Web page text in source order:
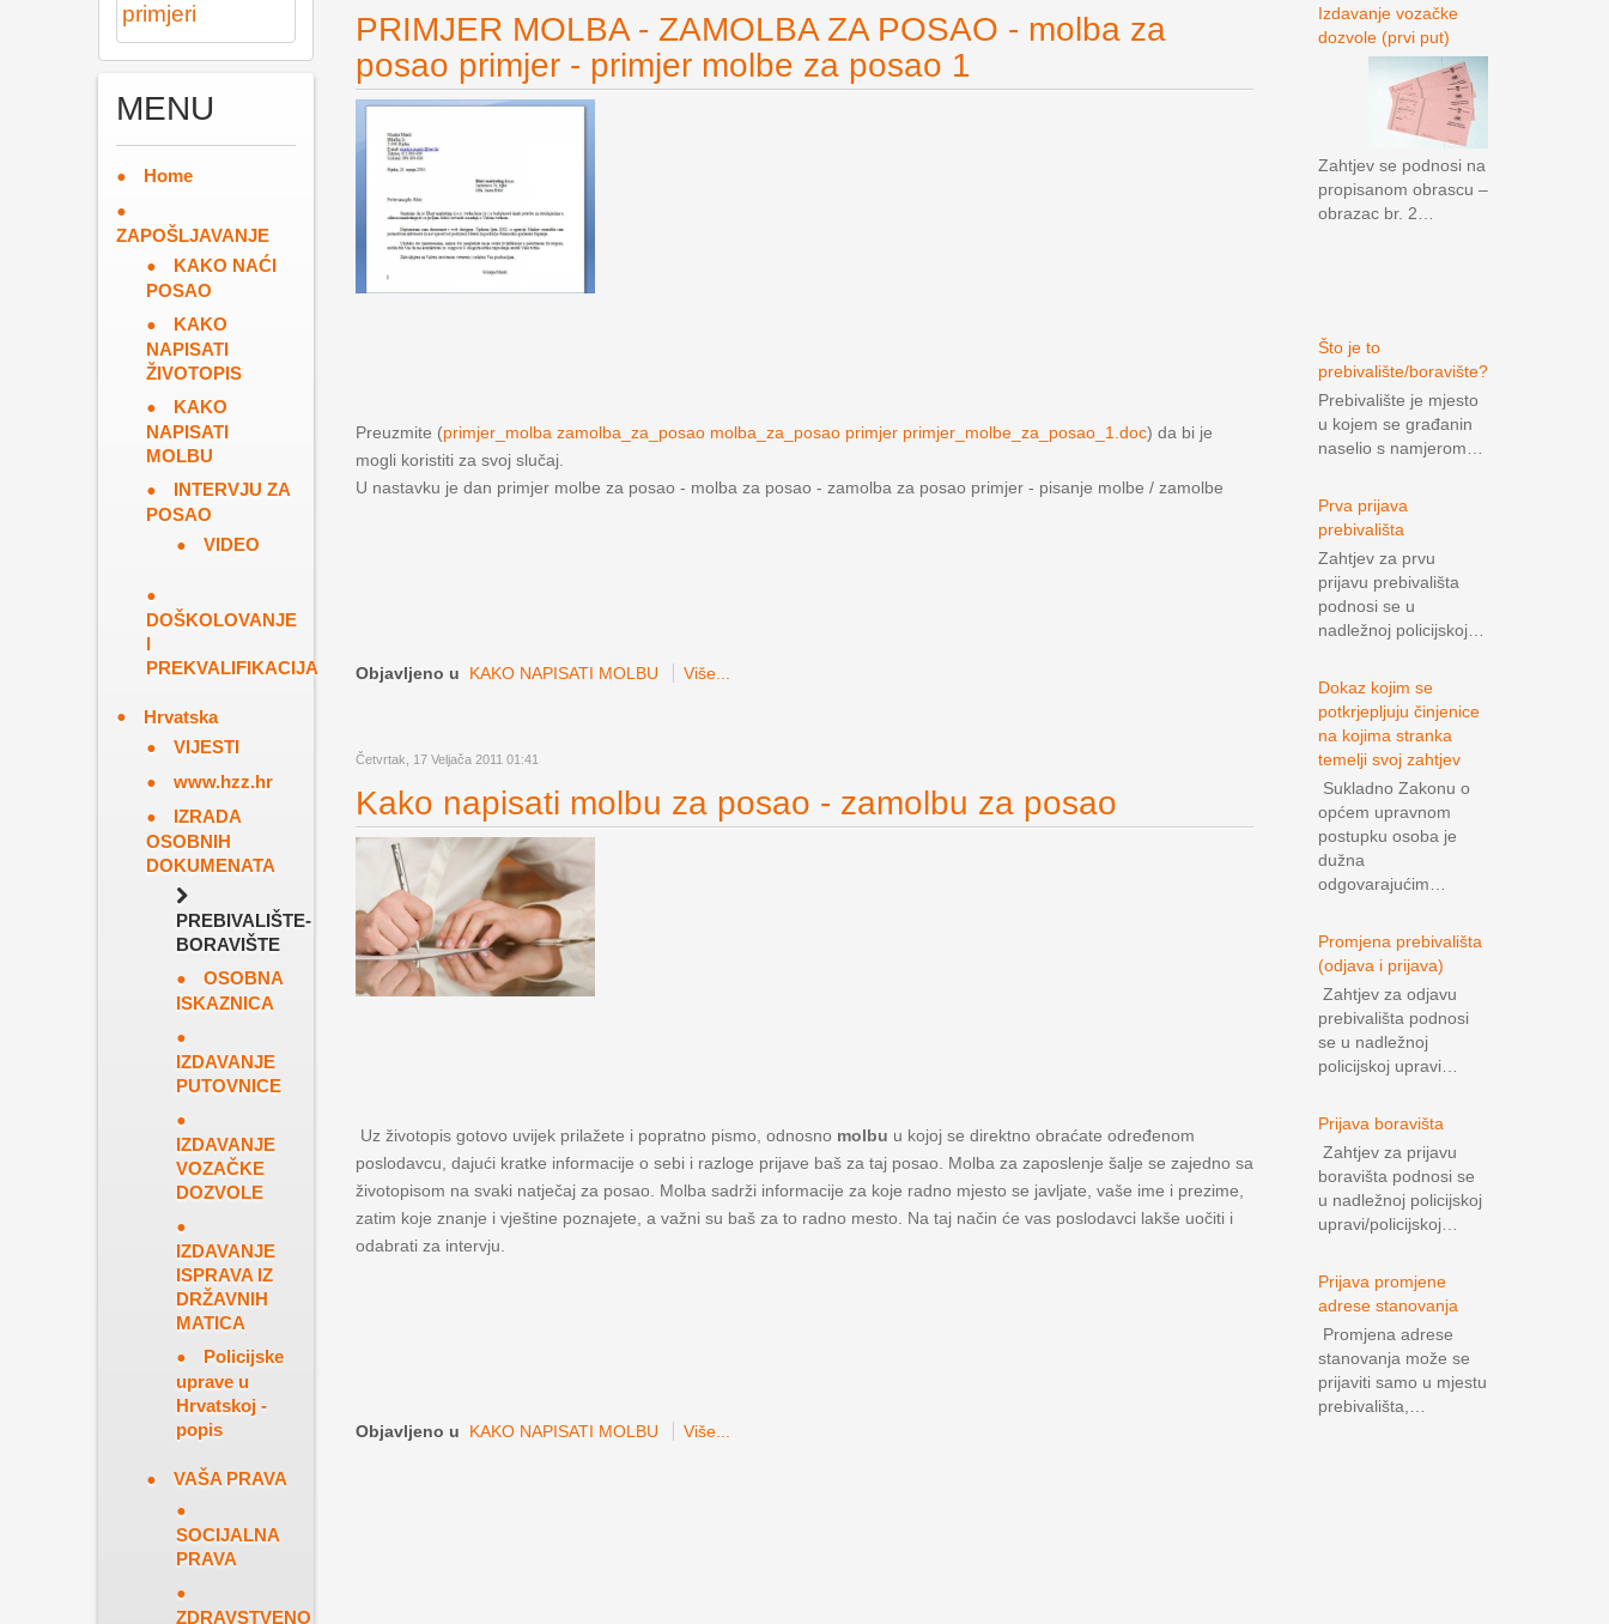
PRIMJER MOLBA - ZAMOLBA ZA POSAO - molba za
posao primjer - primjer molbe za posao 1
Preuzmite (primjer_molba zamolba_za_posao molba_za_posao primjer primjer_molbe_za_posao_1.doc) da bi je
mogli koristiti za svoj slučaj.
U nastavku je dan primjer molbe za posao - molba za posao - zamolba za posao primjer - pisanje molbe / zamolbe
Objavljeno u KAKO NAPISATI MOLBU Više...
Četvrtak, 17 Veljača 2011 01:41
Kako napisati molbu za posao - zamolbu za posao
Uz životopis gotovo uvijek prilažete i popratno pismo, odnosno molbu u kojoj se direktno obraćate određenom
poslodavcu, dajući kratke informacije o sebi i razloge prijave baš za taj posao. Molba za zaposlenje šalje se zajedno sa
životopisom na svaki natječaj za posao. Molba sadrži informacije za koje radno mjesto se javljate, vaše ime i prezime,
zatim koje znanje i vještine poznajete, a važni su baš za to radno mesto. Na taj način će vas poslodavci lakše uočiti i
odabrati za intervju.
Objavljeno u KAKO NAPISATI MOLBU Više...
primjeri
MENU
Home
ZAPOŠLJAVANJE
KAKO NAĆI
POSAO
KAKO
NAPISATI
ŽIVOTOPIS
KAKO
NAPISATI
MOLBU
INTERVJU ZA
POSAO
VIDEO
DOŠKOLOVANJE
I
PREKVALIFIKACIJA
Hrvatska
VIJESTI
www.hzz.hr
IZRADA
OSOBNIH
DOKUMENATA
PREBIVALIŠTE-
BORAVIŠTE
OSOBNA
ISKAZNICA
IZDAVANJE
PUTOVNICE
IZDAVANJE
VOZAČKE
DOZVOLE
IZDAVANJE
ISPRAVA IZ
DRŽAVNIH
MATICA
Policijske
uprave u
Hrvatskoj -
popis
VAŠA PRAVA
SOCIJALNA
PRAVA
ZDRAVSTVENO
Izdavanje vozačke
dozvole (prvi put)
Zahtjev se podnosi na
propisanom obrascu –
obrazac br. 2…
Što je to
prebivalište/boravište?
Prebivalište je mjesto
u kojem se građanin
naselio s namjerom…
Prva prijava
prebivališta
Zahtjev za prvu
prijavu prebivališta
podnosi se u
nadležnoj policijskoj…
Dokaz kojim se
potkrjepljuju činjenice
na kojima stranka
temelji svoj zahtjev
Sukladno Zakonu o
općem upravnom
postupku osoba je
dužna
odgovarajućim…
Promjena prebivališta
(odjava i prijava)
Zahtjev za odjavu
prebivališta podnosi
se u nadležnoj
policijskoj upravi…
Prijava boravišta
Zahtjev za prijavu
boravišta podnosi se
u nadležnoj policijskoj
upravi/policijskoj…
Prijava promjene
adrese stanovanja
Promjena adrese
stanovanja može se
prijaviti samo u mjestu
prebivališta,…